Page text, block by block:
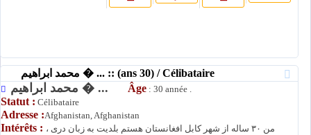
محمد ابراهیم � ... :: (ans 30) / Célibataire
محمد ابراهیم � ... Âge : 30 année .
Statut : Célibataire
Adresse :Afghanistan, Afghanistan
Intérêts : من ۳۰ ساله از شهر کابل افغانستان هستم بلدیت به زبان دری ،